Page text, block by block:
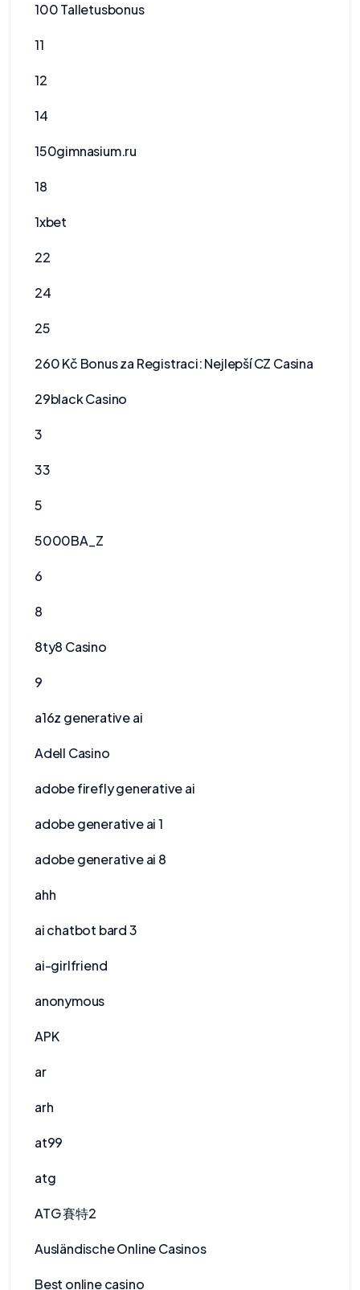
100 Talletusbonus
11
12
14
150gimnasium.ru
18
1xbet
22
24
25
260 Kč Bonus za Registraci: Nejlepší CZ Casina
29black Casino
3
33
5
5000BA_Z
6
8
8ty8 Casino
9
a16z generative ai
Adell Casino
adobe firefly generative ai
adobe generative ai 1
adobe generative ai 8
ahh
ai chatbot bard 3
ai-girlfriend
anonymous
APK
ar
arh
at99
atg
ATG 賽特2
Ausländische Online Casinos
Best online casino